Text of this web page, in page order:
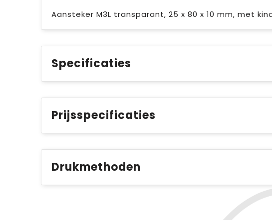
Aansteker M3L transparant, 25 x 80 x 10 mm, met
Specificaties
Prijsspecificaties
Drukmethoden